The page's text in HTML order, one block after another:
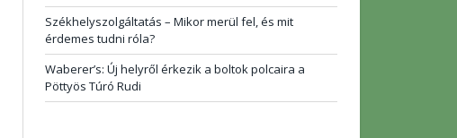
Székhelyszolgáltatás – Mikor merül fel, és mit
érdemes tudni róla?
Waberer’s: Új helyről érkezik a boltok polcaira a
Pöttyös Túró Rudi